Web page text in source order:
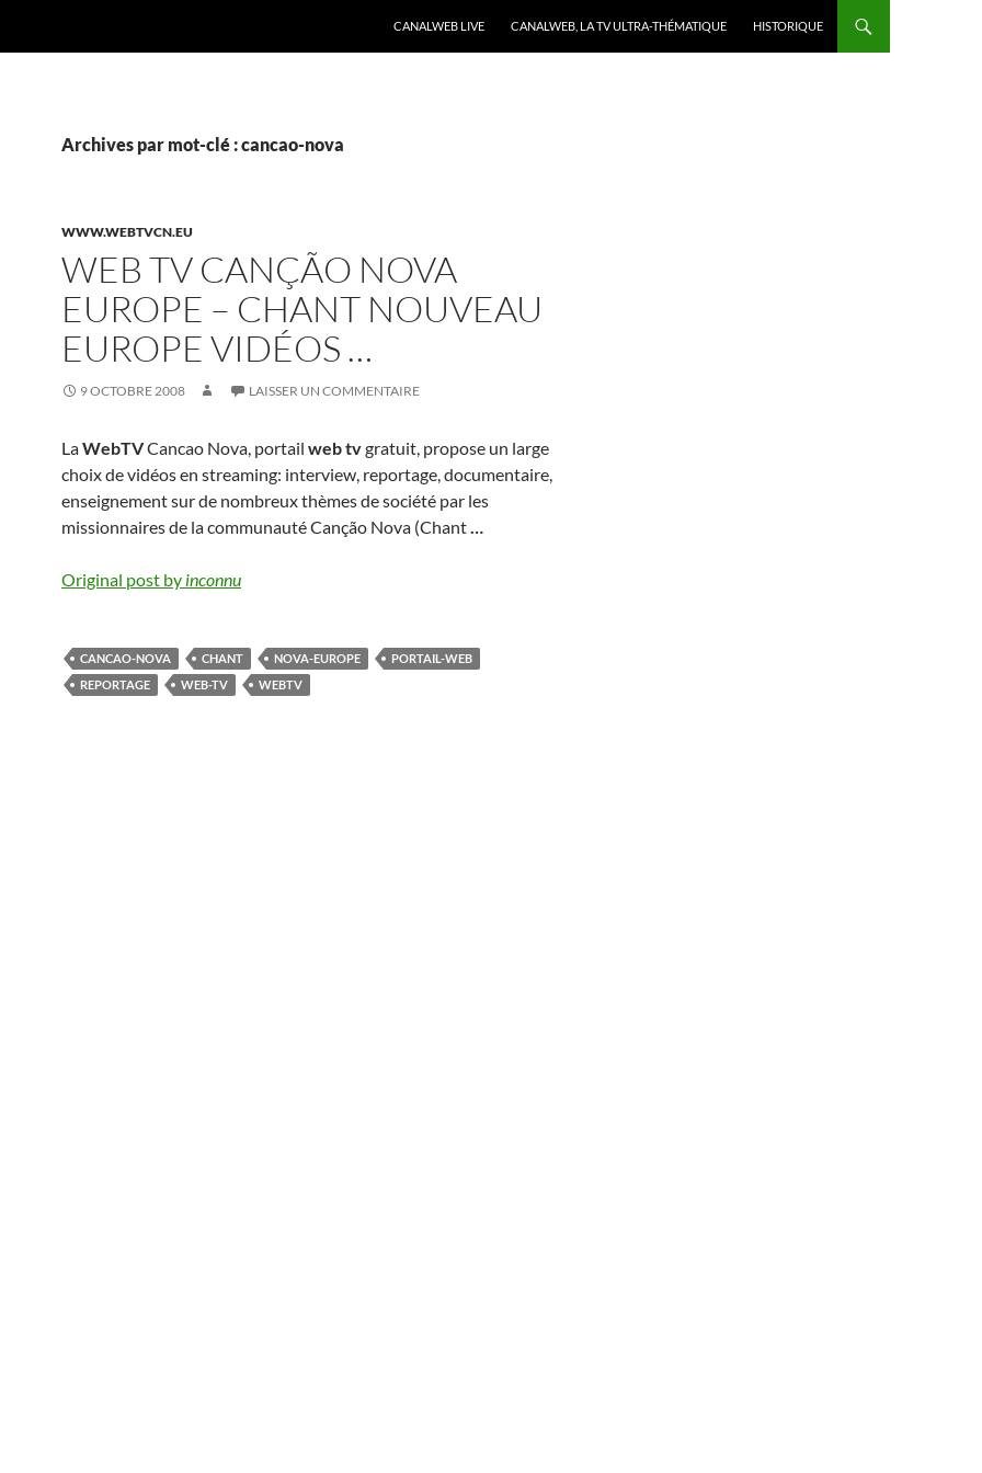
CANALWEB LIVE CANALWEB, LA TV ULTRA-THÉMATIQUE HISTORIQUE
Archives par mot-clé : cancao-nova
WWW.WEBTVCN.EU
WEB TV CANÇÃO NOVA
EUROPE – CHANT NOUVEAU
EUROPE VIDÉOS …
9 OCTOBRE 2008 LAISSER UN COMMENTAIRE
LaWebTVCancao Nova, portail web tvgratuit, propose un large
choix de vidéos en streaming: interview, reportage, documentaire,
enseignement sur de nombreux thèmes de société par les
missionnaires de la communauté Canção Nova (Chant…
Original post by inconnu
CANCAO-NOVA CHANT NOVA-EUROPE
PORTAIL-WEB
REPORTAGE
WEB-TV WEBTV